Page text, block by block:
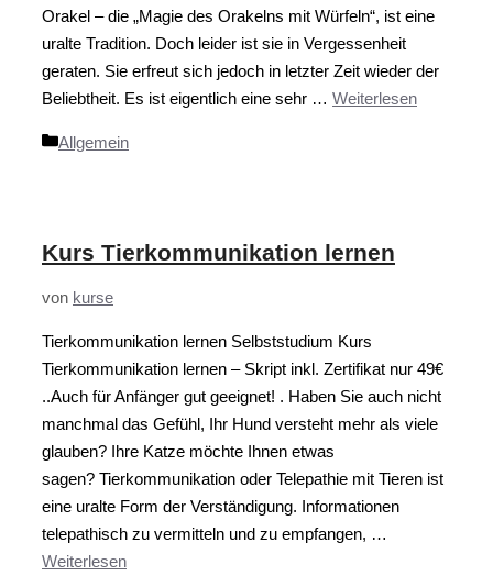
Orakel – die „Magie des Orakelns mit Würfeln“, ist eine
uralte Tradition. Doch leider ist sie in Vergessenheit
geraten. Sie erfreut sich jedoch in letzter Zeit wieder der
Beliebtheit. Es ist eigentlich eine sehr … Weiterlesen
Kategorien
Allgemein
Kurs Tierkommunikation lernen
von kurse
Tierkommunikation lernen Selbststudium Kurs
Tierkommunikation lernen – Skript inkl. Zertifikat nur 49€
..Auch für Anfänger gut geeignet! . Haben Sie auch nicht
manchmal das Gefühl, Ihr Hund versteht mehr als viele
glauben? Ihre Katze möchte Ihnen etwas
sagen? Tierkommunikation oder Telepathie mit Tieren ist
eine uralte Form der Verständigung. Informationen
telepathisch zu vermitteln und zu empfangen, …
Weiterlesen